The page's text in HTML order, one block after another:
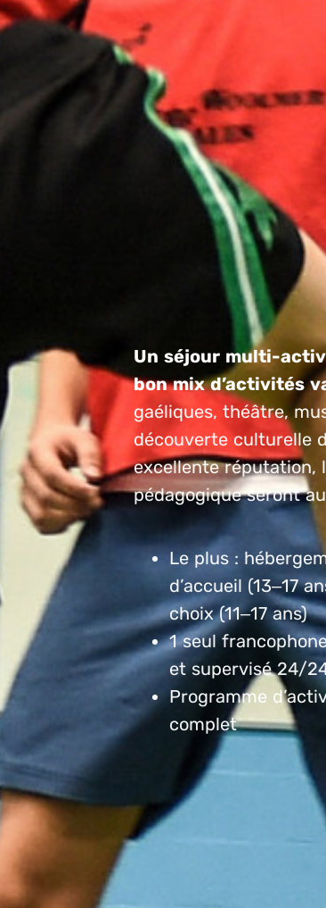
Un séjour multi-
bon mix d’activités
gaéliques, théâtre,
découverte culturelle
excellente réputation,
pédagogique seront
Le plus :
d’accueil (13–17
choix (11–17 ans)
1 seul
et supervisé 24/
Programme
complet